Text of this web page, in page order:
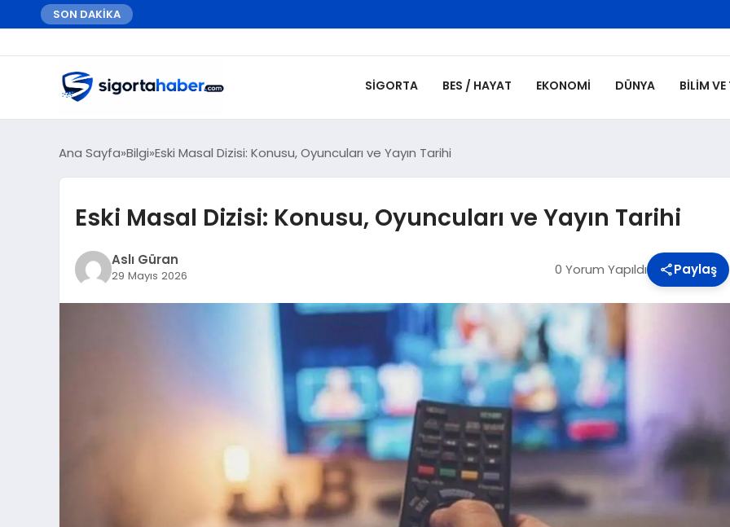
SON DAKİKA
SIGORTA BES / HAYAT EKONOMI DÜNYA BILIM
Ana Sayfa Bilgi Eski Masal Dizisi: Konusu, Oyuncuları ve Yayın Tarihi
Eski Masal Dizisi: Konusu, Oyuncuları ve Yayın Tarihi
Aslı Güran
29 Mayıs 2026 0 Yorum Yapıldı Paylaş